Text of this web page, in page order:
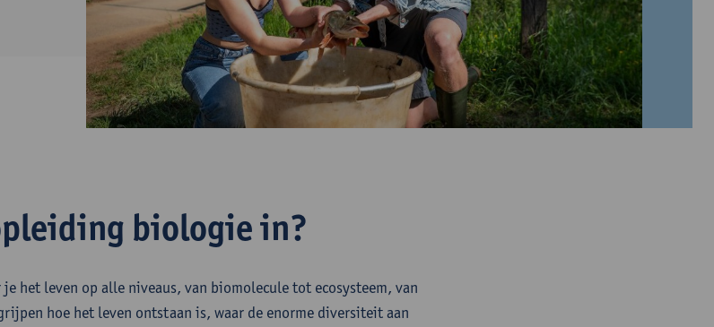
biologie in?
het leven op alle niveaus, van biomolecule tot ecosysteem, van
hoe het leven ontstaan is, waar de enorme diversiteit aan